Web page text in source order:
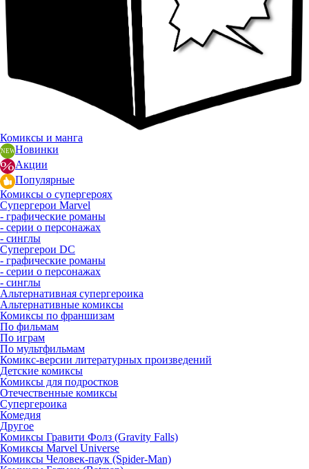
Комиксы и манга
Новинки
Акции
Популярные
Комиксы о супергероях
Супергерои Marvel
- графические романы
- серии о персонажах
- синглы
Супергерои DC
- графические романы
- серии о персонажах
- синглы
Альтернативная супергероика
Альтернативные комиксы
Комиксы по франшизам
По фильмам
По играм
По мультфильмам
Комикс-версии литературных произведений
Детские комиксы
Комиксы для подростков
Отечественные комиксы
Супергероика
Комедия
Другое
Комиксы Гравити Фолз (Gravity Falls)
Комиксы Marvel Universe
Комиксы Человек-паук (Spider-Man)